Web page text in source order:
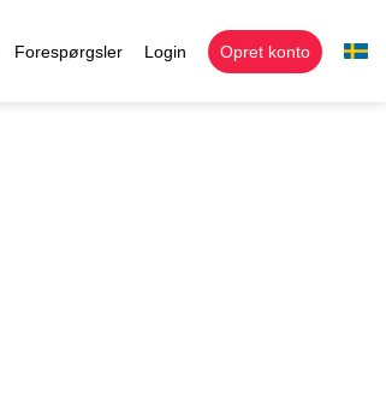
Forespørgsler Login Opret konto